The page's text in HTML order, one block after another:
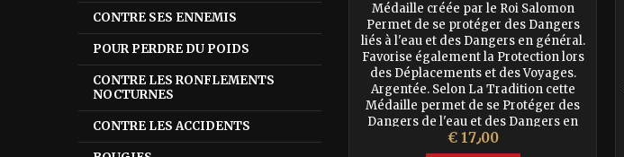
CONTRE SES ENNEMIS
POUR PERDRE DU POIDS
CONTRE LES RONFLEMENTS
NOCTURNES
CONTRE LES ACCIDENTS
Médaille créée par le Roi Salomon
Permet de se protéger des Dangers
liés à l'eau et des Dangers en général.
Favorise également la Protection lors
des Déplacements et des Voyages.
Argentée. Selon La Tradition cette
Médaille permet de se Protéger des
Dangers de l'eau et des Dangers en
général. Favorise la Protection des
Anges lors des Déplacements,
السعر€ 17٫00